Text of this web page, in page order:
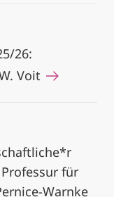
26:
Voit
für
Warnke